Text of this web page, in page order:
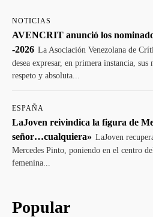
NOTICIAS
AVENCRIT anunció los
-2026 La Asociación Venezolana de
desea expresar, en primera instancia, sus
respeto y absoluta...
ESPAÑA
LaJoven reivindica la figura de
señor…cualquiera» LaJoven
Mercedes Pinto, poniendo en el centro
femenina...
Popular